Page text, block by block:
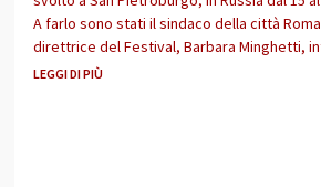
A farlo sono stati il sindaco della città
direttrice del Festival, Barbara Minghetti,
LEGGI DI PIÙ